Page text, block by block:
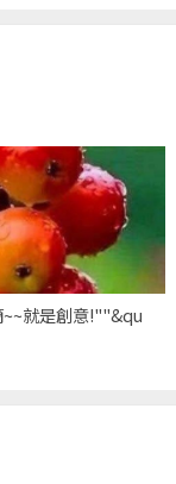
就是創意!""&qu